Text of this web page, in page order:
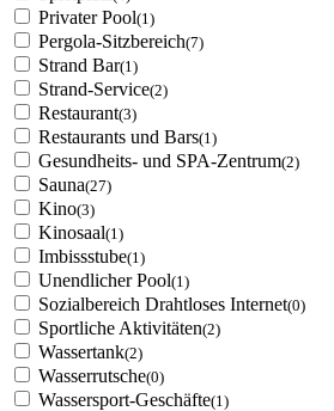
Privater Pool(1)
Pergola-Sitzbereich(7)
Strand Bar(1)
Strand-Service(2)
Restaurant(3)
Restaurants und Bars(1)
Gesundheits- und SPA-Zentrum(2)
Sauna(27)
Kino(3)
Kinosaal(1)
Imbissstube(1)
Unendlicher Pool(1)
Sozialbereich Drahtloses Internet(0)
Sportliche Aktivitäten(2)
Wassertank(2)
Wasserrutsche(0)
Wassersport-Geschäfte(1)